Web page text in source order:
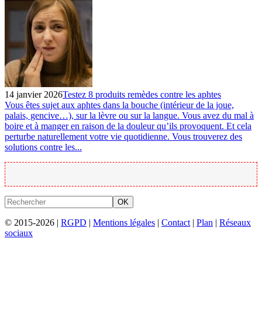
14 janvier 2026Testez 8 produits remèdes contre les aphtes
Vous êtes sujet aux aphtes dans la bouche (intérieur de la joue,
palais, gencive…), sur la lèvre ou sur la langue. Vous avez du mal à
boire et à manger en raison de la douleur qu’ils provoquent. Et cela
perturbe naturellement votre vie quotidienne. Vous trouverez des
solutions contre les...
OK
© 2015-2026 | RGPD | Mentions légales | Contact | Plan | Réseaux
sociaux